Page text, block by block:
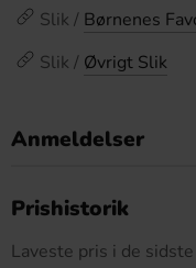
Slik / Børnenes
Slik / Øvrigt Slik
Anmeldelser
Prishistorik
Laveste pris i de